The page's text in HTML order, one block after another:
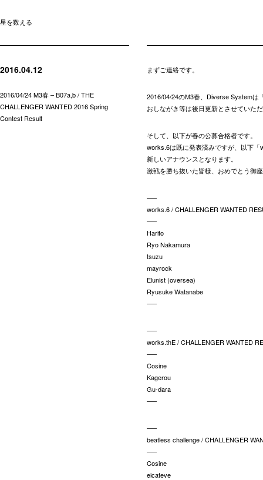
星を数える
2016.04.12
2016/04/24 M3春 – B07a,b / THE
CHALLENGER WANTED 2016 Spring
Contest Result
まずご連絡です。
2016/04/24のM3春、Diverse Systemは
おしながき等は後日更新とさせていた
そして、以下が春の公募合格者です。
works.6は既に発表済みですが、以下
新しいアナウンスとなります。
激戦を勝ち抜いた皆様、おめでとう御
—–
works.6 / CHALLENGER WANTED
—–
Harito
Ryo Nakamura
tsuzu
mayrock
Elunist (oversea)
Ryusuke Watanabe
—–
—–
works.thE / CHALLENGER WANTED
—–
Cosine
Kagerou
Gu-dara
—–
—–
beatless challenge / CHALLENGER
—–
Cosine
eicateve